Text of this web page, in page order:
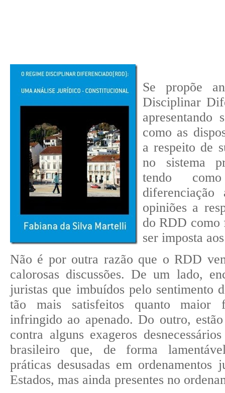
Se propõe
Disciplinar
apresentando
como as
a respeito de
no sistema
tendo
opiniões a
do RDD como
ser imposta
Não é por outra razão que o RDD
calorosas discussões. De um lado,
juristas que imbuídos pelo sentimento
tão mais satisfeitos quanto maior
infringido ao apenado. Do outro,
contra alguns exageros
brasileiro que, de forma
práticas desusadas em ordenamentos
Estados, mas ainda presentes no